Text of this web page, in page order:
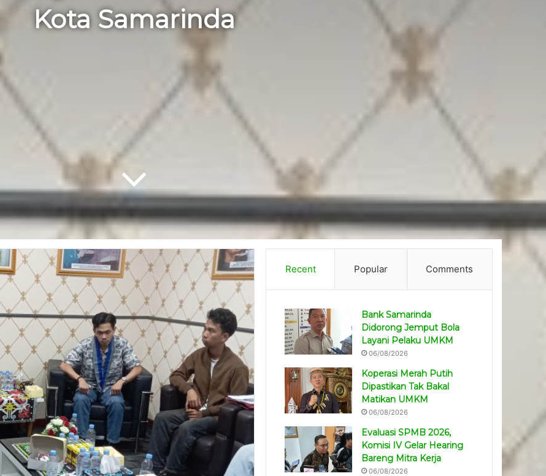
Kota Samarinda
Recent Popular Comments
Bank Samarinda
Didorong Jemput Bola
Layani Pelaku UMKM
06/08/2026
Koperasi Merah Putih
Dipastikan Tak Bakal
Matikan UMKM
06/08/2026
Evaluasi SPMB 2026,
Komisi IV Gelar Hearing
Bareng Mitra Kerja
06/08/2026